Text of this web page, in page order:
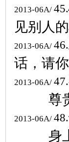
2013-06A/ 45.
见别人
2013-06A/ 46.
话，请
2013-06A/ 47.
尊
2013-06A/ 48.
身